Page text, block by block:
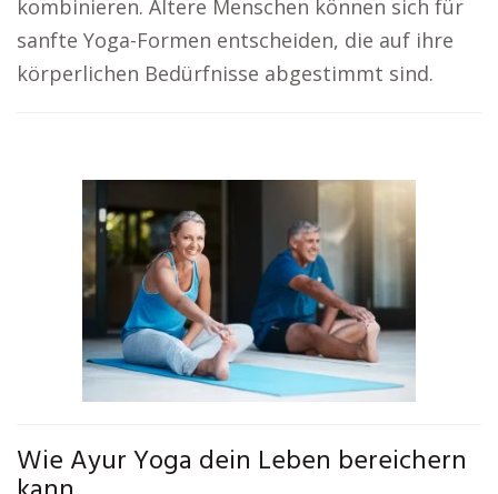
kombinieren. Ältere Menschen können sich für
sanfte Yoga-Formen entscheiden, die auf ihre
körperlichen Bedürfnisse abgestimmt sind.
Wie Ayur Yoga dein Leben bereichern